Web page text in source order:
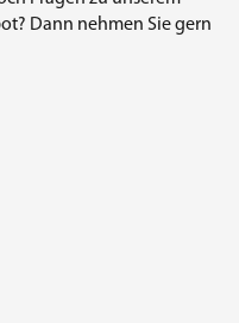
Dann nehmen Sie gern